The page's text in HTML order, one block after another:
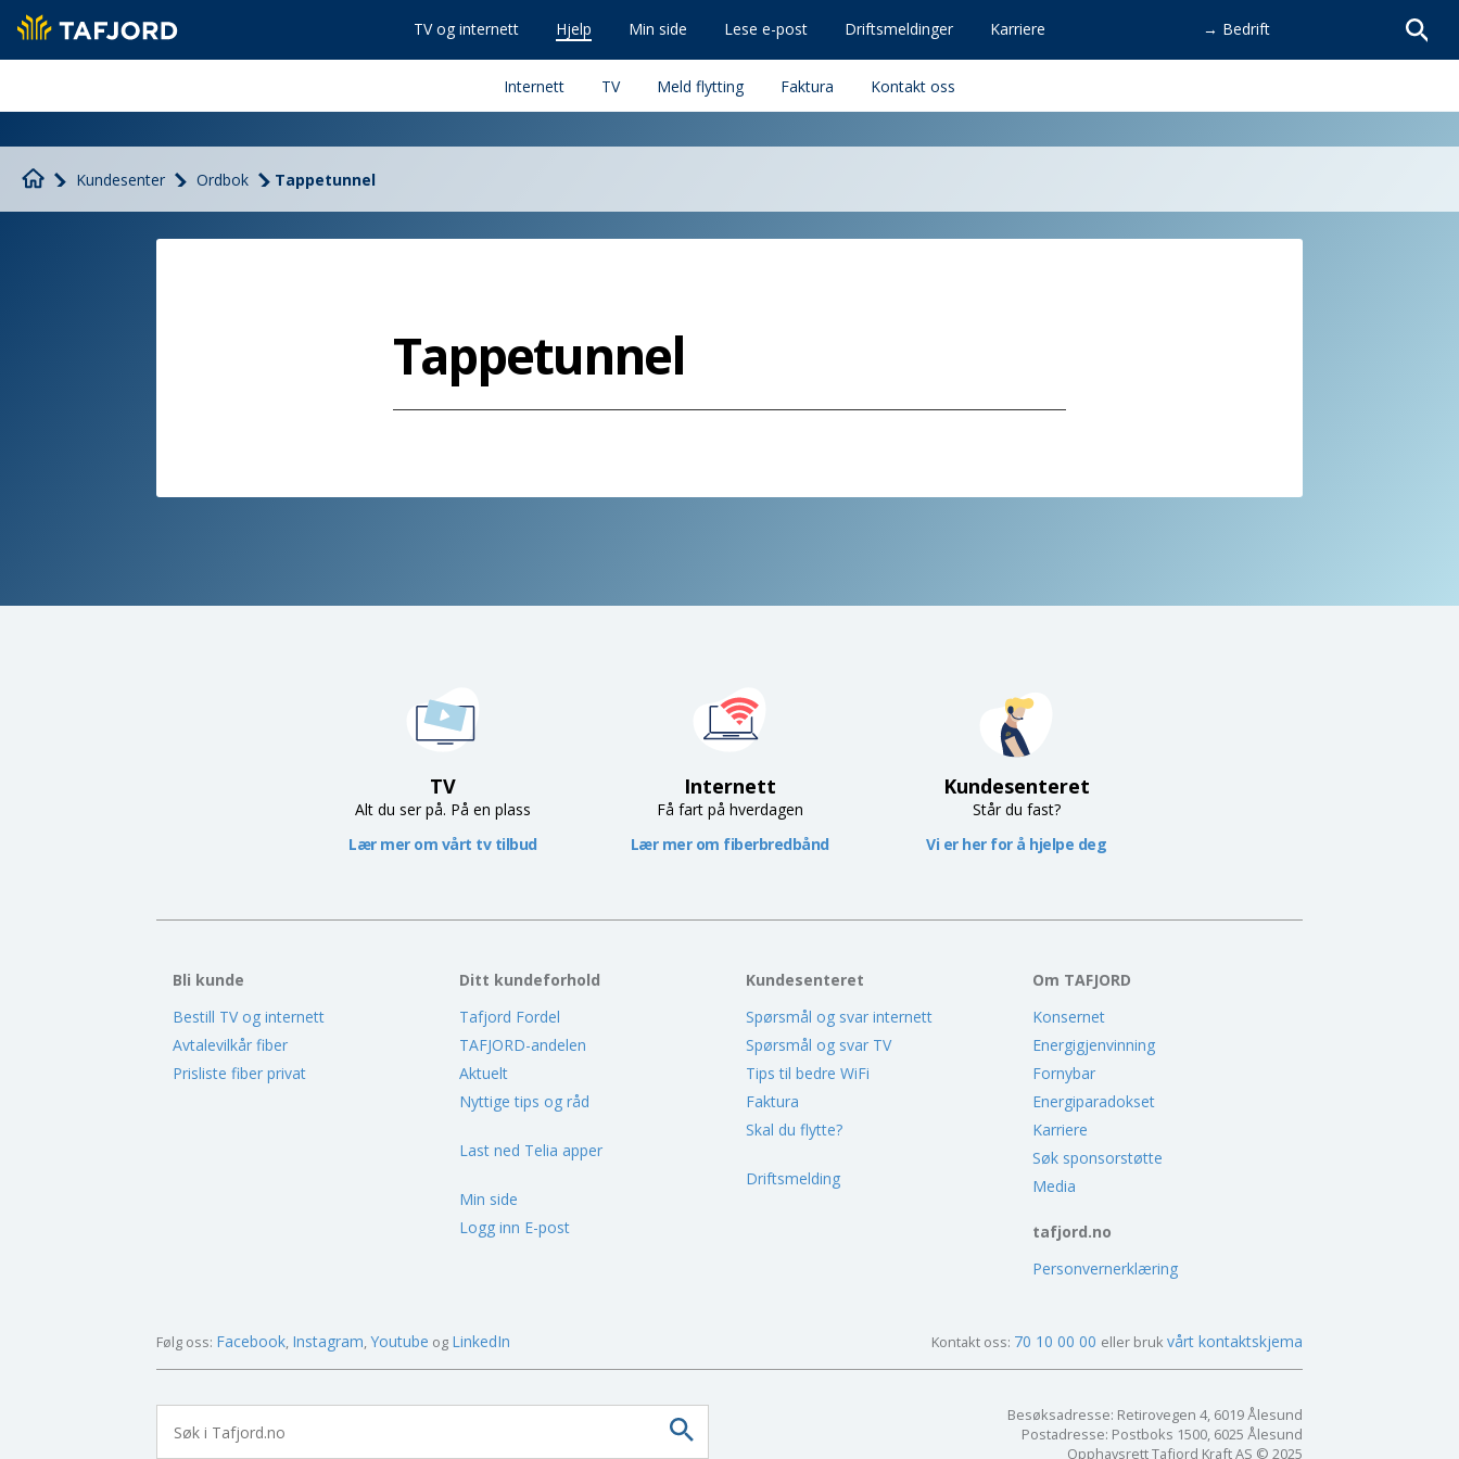
TV og internett Hjelp Min side Lese e-post Driftsmeldinger Karriere → Bedrift
Internett TV Meld flytting Faktura Kontakt oss
Kundesenter Ordbok Tappetunnel
Tappetunnel
TV
Alt du ser på. På en plass
Lær mer om vårt tv tilbud
Internett
Få fart på hverdagen
Lær mer om fiberbredbånd
Kundesenteret
Står du fast?
Vi er her for å hjelpe deg
Bli kunde
Bestill TV og internett
Avtalevilkår fiber
Prisliste fiber privat
Ditt kundeforhold
Tafjord Fordel
TAFJORD-andelen
Aktuelt
Nyttige tips og råd
Last ned Telia apper
Min side
Logg inn E-post
Kundesenteret
Spørsmål og svar internett
Spørsmål og svar TV
Tips til bedre WiFi
Faktura
Skal du flytte?
Driftsmelding
Om TAFJORD
Konsernet
Energigjenvinning
Fornybar
Energiparadokset
Karriere
Søk sponsorstøtte
Media
tafjord.no
Personvernerklæring
Følg oss: Facebook Instagram Youtube LinkedIn Kontakt oss: 70 10 00 00 eller bruk vårt kontaktskjema
Besøksadresse: Retirovegen 4, 6019 Ålesund
Postadresse: Postboks 1500, 6025 Ålesund
Opphavsrett Tafjord Kraft AS © 2025